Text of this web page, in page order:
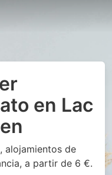
en Lac
alojamientos de
a partir de 6 €.